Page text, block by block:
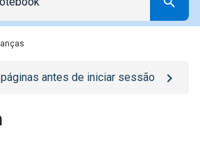
páginas antes de iniciar sessão